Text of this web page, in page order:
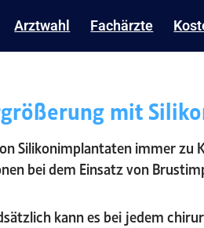
Arztwahl Fachärzte
mit
Silikonimplantaten immer zu
bei dem Einsatz von
kann es bei jedem